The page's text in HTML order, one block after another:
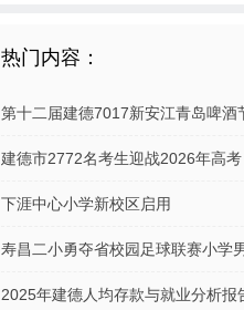
热门内容：
第十二届建德7017新安江青岛啤酒
建德市2772名考生迎战2026年高考
下涯中心小学新校区启用
2025年建德人均存款与就业分析报